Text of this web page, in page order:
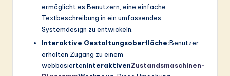
ermöglicht es Benutzern, eine einfache
Textbeschreibung in ein umfassendes
Systemdesign zu entwickeln.
Interaktive Gestaltungsoberfläche:Benutzer
erhalten Zugang zu einem
webbasierteninteraktivenZustandsmaschinen-